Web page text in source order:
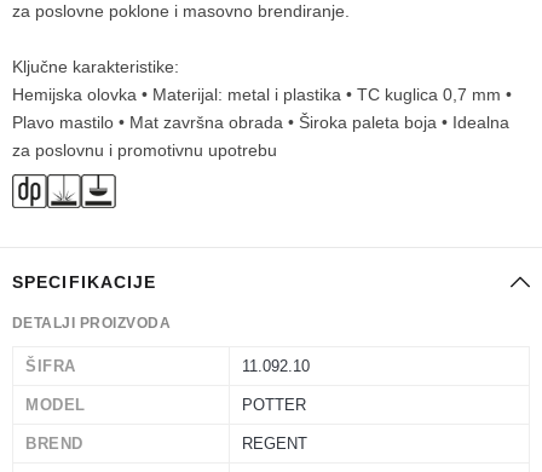
za poslovne poklone i masovno brendiranje.
Ključne karakteristike:
Hemijska olovka • Materijal: metal i plastika • TC kuglica 0,7 mm •
Plavo mastilo • Mat završna obrada • Široka paleta boja • Idealna
za poslovnu i promotivnu upotrebu
SPECIFIKACIJE
DETALJI PROIZVODA
ŠIFRA 11.092.10
MODEL POTTER
BREND REGENT